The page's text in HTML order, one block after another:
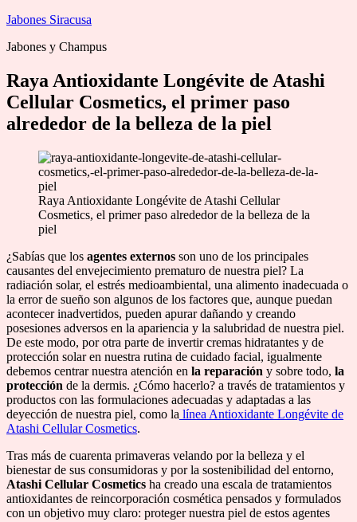
Saltar
contenido
Jabones Siracusa
Jabones y Champus
Raya Antioxidante Longévite de Atashi
Cellular Cosmetics, el primer paso
alrededor de la belleza de la piel
Raya Antioxidante Longévite de Atashi Cellular
Cosmetics, el primer paso alrededor de la belleza de la
piel
¿Sabías que los agentes externos son uno de los principales
causantes del envejecimiento prematuro de nuestra piel? La
radiación solar, el estrés medioambiental, una alimento inadecuada o
la error de sueño son algunos de los factores que, aunque puedan
acontecer inadvertidos, pueden apurar dañando y creando
posesiones adversos en la apariencia y la salubridad de nuestra piel.
De este modo, por otra parte de invertir cremas hidratantes y de
protección solar en nuestra rutina de cuidado facial, igualmente
debemos centrar nuestra atención en la reparación y sobre todo, la
protección de la dermis. ¿Cómo hacerlo? a través de tratamientos y
productos con las formulaciones adecuadas y adaptadas a las
deyección de nuestra piel, como la línea Antioxidante Longévite de
Atashi Cellular Cosmetics.
Tras más de cuarenta primaveras velando por la belleza y el
bienestar de sus consumidoras y por la sostenibilidad del entorno,
Atashi Cellular Cosmetics ha creado una escala de tratamientos
antioxidantes de reincorporación cosmética pensados y formulados
con un objetivo muy claro: proteger nuestra piel de estos agentes